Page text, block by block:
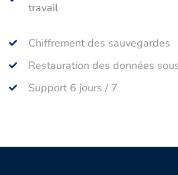
travail
Chiffrement des sauvegardes
Restauration des données
Support 6 jours / 7